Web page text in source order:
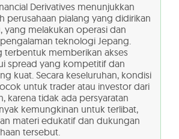
Derivatives menunjukkan
perusahaan pialang yang didirikan
yang melakukan operasi dan
teknologi Jepang.
terbentuk memberikan akses
spread yang kompetitif dan
kuat. Secara keseluruhan, kondisi
untuk trader atau investor dari
karena tidak ada persyaratan
kemungkinan untuk terlibat,
materi edukatif dan dukungan
tersebut.